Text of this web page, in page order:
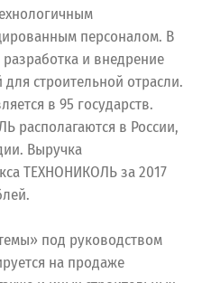
персоналом. В
разработка и внедрение
строительной отрасли.
в 95 государств.
располагаются в России,
Выручка
ТЕХНОНИКОЛЬ за 2017
под руководством
на продаже